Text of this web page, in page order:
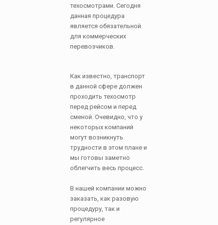
техосмотрами. Сегодня
данная процедура
является обязательной
для коммерческих
перевозчиков.
Как известно, транспорт
в данной сфере должен
проходить техосмотр
перед рейсом и перед
сменой. Очевидно, что у
некоторых компаний
могут возникнуть
трудности в этом плане и
мы готовы заметно
облегчить весь процесс.
В нашей компании можно
заказать, как разовую
процедуру, так и
регулярное